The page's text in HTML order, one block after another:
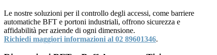
Le nostre soluzioni per il controllo degli accessi, come barriere
automatiche BFT e portoni industriali, offrono sicurezza e
affidabilità per aziende di ogni dimensione.
Richiedi maggiori informazioni al 02 89601346.